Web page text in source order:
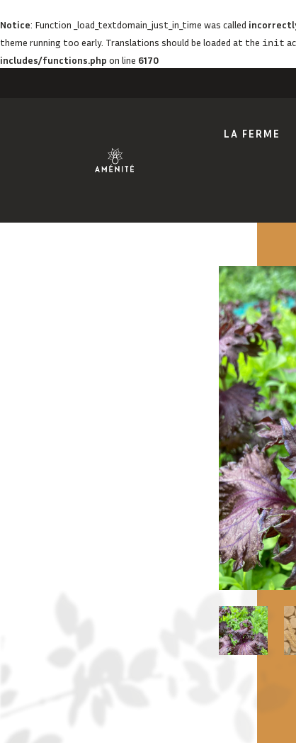
Notice: Function _load_textdomain_just_in_time was called
theme running too early. Translations should be loaded at the init
includes/functions.php on line 6170
LA FERME